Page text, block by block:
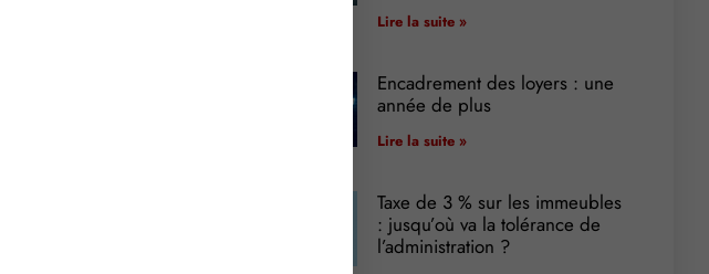
Lire la suite »
Encadrement des loyers : une
année de plus
Lire la suite »
Taxe de 3 % sur les immeubles
: jusqu’où va la tolérance de
l’administration ?